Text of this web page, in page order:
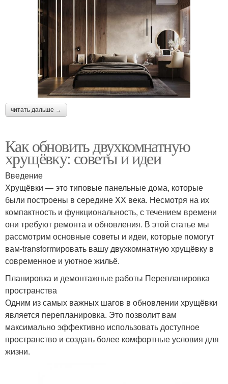
читать дальше →
Как обновить двухкомнатную
хрущёвку: советы и идеи
Введение
Хрущёвки — это типовые панельные дома, которые
были построены в середине XX века. Несмотря на их
компактность и функциональность, с течением времени
они требуют ремонта и обновления. В этой статье мы
рассмотрим основные советы и идеи, которые помогут
вам-transformировать вашу двухкомнатную хрущёвку в
современное и уютное жильё.
Планировка и демонтажные работы Перепланировка
пространства
Одним из самых важных шагов в обновлении хрущёвки
является перепланировка. Это позволит вам
максимально эффективно использовать доступное
пространство и создать более комфортные условия для
жизни.